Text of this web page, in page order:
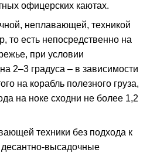
офицерских каютах.
неплавающей, техникой
то есть непосредственно на
при условии
2–3 градуса – в зависимости
на корабль полезного груза,
на ноке сходни не более 1,2
техники без подхода к
десантно-высадочные